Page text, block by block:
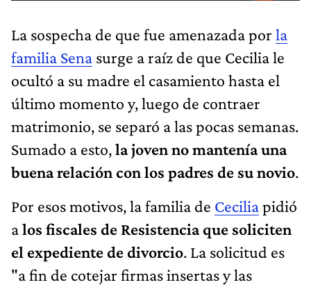
La sospecha de que fue amenazada por la
familia Sena surge a raíz de que Cecilia le
ocultó a su madre el casamiento hasta el
último momento y, luego de contraer
matrimonio, se separó a las pocas semanas.
Sumado a esto,la joven no mantenía una
buena relación con los padres de su novio.
Por esos motivos, la familia de Ceciliapidió
alos fiscales de Resistencia que soliciten
el expediente de divorcio. La solicitud es
"a fin de cotejar firmas insertas y las